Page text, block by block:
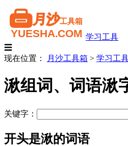
学习工具
☰
现在位置：
月沙工具箱 > 学习工
湫组词、词语湫
关键字：
开头是湫的词语